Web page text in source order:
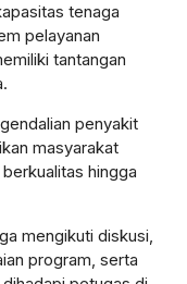
tenaga
pelayanan
tantangan
penyakit
masyarakat
hingga
mengikuti diskusi,
program, serta